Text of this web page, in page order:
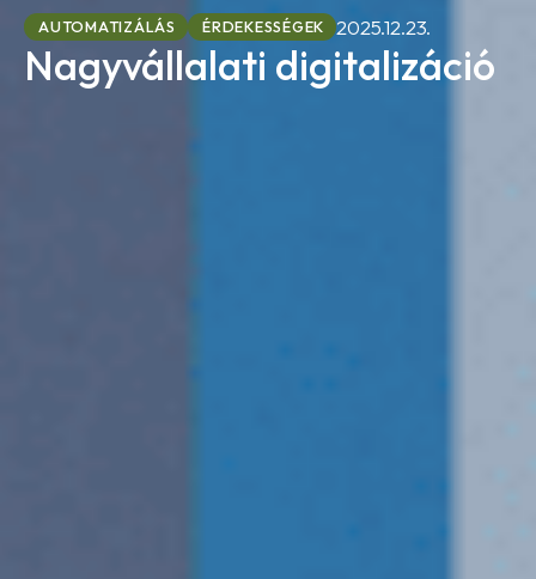
AUTOMATIZÁLÁS ÉRDEKESSÉGEK 2025.12.23.
Nagyvállalati digitalizáció